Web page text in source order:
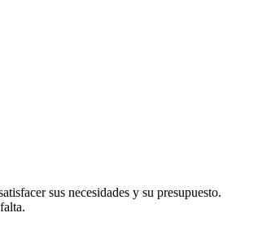
sus necesidades y su presupuesto.